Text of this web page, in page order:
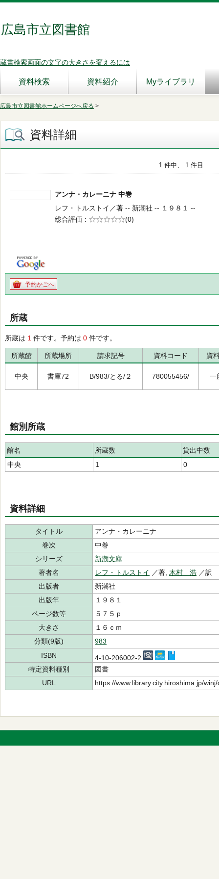
広島市立図書館
蔵書検索画面の文字の大きさを変えるには
資料検索 資料紹介 Myライブラリ
広島市立図書館ホームページへ戻る >
資料詳細
1 件中、 1 件目
アンナ・カレーニナ 中巻
レフ・トルストイ／著 -- 新潮社 -- １９８１ --
総合評価
5段階評価
(0)
予約かごへ
所蔵
所蔵は 1 件です。予約は 0 件です。
所蔵館 所蔵場所 請求記号 資料コード 資
中央 書庫72 B/983/とる/２ 780055456/ 一
館別所蔵
館名 所蔵数
貸出中数
中央
1 0
資料詳細
タイトル
アンナ・カレーニナ
巻次
中巻
シリーズ
新潮文庫
著者名
レフ・トルストイ ／著, 木村 浩 ／訳
出版者
新潮社
出版年
１９８１
ページ数等
５７５ｐ
大きさ
１６ｃｍ
分類(9版)
983
ISBN
4-10-206002-2
特定資料種別
図書
URL
https://www.library.city.hiroshima.jp/